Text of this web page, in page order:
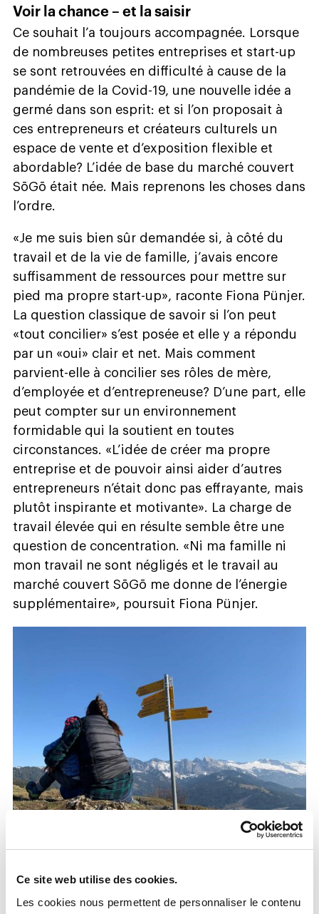
Ce site web utilise des cookies.
Les cookies nous permettent de personnaliser le contenu
Voir la chance – et la saisir
Ce souhait l’a toujours accompagnée. Lorsque
de nombreuses petites entreprises et start-up
se sont retrouvées en difficulté à cause de la
pandémie de la Covid-19, une nouvelle idée a
germé dans son esprit: et si l’on proposait à
ces entrepreneurs et créateurs culturels un
espace de vente et d’exposition flexible et
abordable? L’idée de base du marché couvert
SōGō était née. Mais reprenons les choses dans
l’ordre.
«Je me suis bien sûr demandée si, à côté du
travail et de la vie de famille, j’avais encore
suffisamment de ressources pour mettre sur
pied ma propre start-up», raconte Fiona Pünjer.
La question classique de savoir si l’on peut
«tout concilier» s’est posée et elle y a répondu
par un «oui» clair et net. Mais comment
parvient-elle à concilier ses rôles de mère,
d’employée et d’entrepreneuse? D’une part, elle
peut compter sur un environnement
formidable qui la soutient en toutes
circonstances. «L’idée de créer ma propre
entreprise et de pouvoir ainsi aider d’autres
entrepreneurs n’était donc pas effrayante, mais
plutôt inspirante et motivante». La charge de
travail élevée qui en résulte semble être une
question de concentration. «Ni ma famille ni
mon travail ne sont négligés et le travail au
marché couvert SōGō me donne de l’énergie
supplémentaire», poursuit Fiona Pünjer.
et Rinaldo Fankhauser, elle a inauguré en